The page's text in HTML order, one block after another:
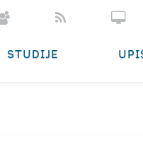
STUDIJE